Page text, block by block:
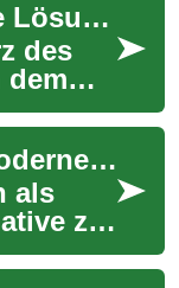
Küchendeals: Clevere Lösungen für moderne und nachhaltige Küchen
des
dem
Wärmepumpen für moderne Gebäude: Effizient & nachhaltig
als
zu